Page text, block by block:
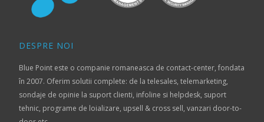
DESPRE NOI
Blue Point este o companie romaneasca de contact-center, fondata
în 2007. Oferim solutii complete: de la telesales, telemarketing,
sondaje de opinie la suport clienti, infoline si helpdesk, suport
tehnic, programe de loializare, upsell & cross sell, vanzari door-to-